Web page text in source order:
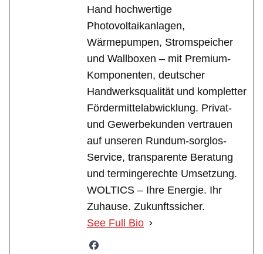
Hand hochwertige
Photovoltaikanlagen,
Wärmepumpen, Stromspeicher
und Wallboxen – mit Premium-
Komponenten, deutscher
Handwerksqualität und kompletter
Fördermittelabwicklung. Privat-
und Gewerbekunden vertrauen
auf unseren Rundum-sorglos-
Service, transparente Beratung
und termingerechte Umsetzung.
WOLTICS – Ihre Energie. Ihr
Zuhause. Zukunftssicher.
See Full Bio